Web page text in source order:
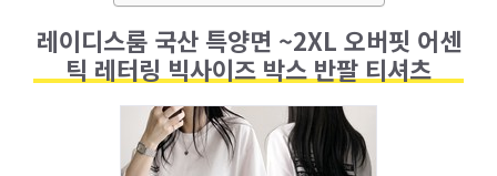
레이디스룸 국산 특양면 ~2XL 오버핏 어센
틱 레터링 빅사이즈 박스 반팔 티셔츠